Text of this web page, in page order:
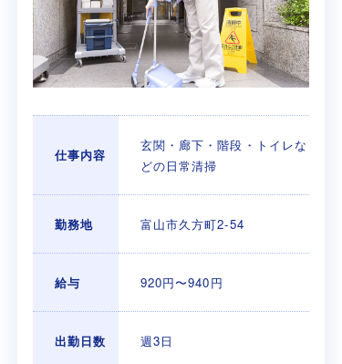
仕事内容
玄関・廊下・階段・トイレな
どの日常清掃
勤務地 富山市久方町2-54
給与 920円〜940円
出勤日数 週3日